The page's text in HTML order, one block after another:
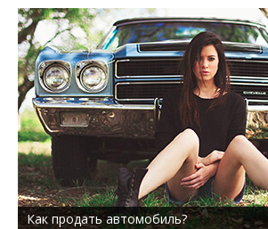
Как продать автомобиль?